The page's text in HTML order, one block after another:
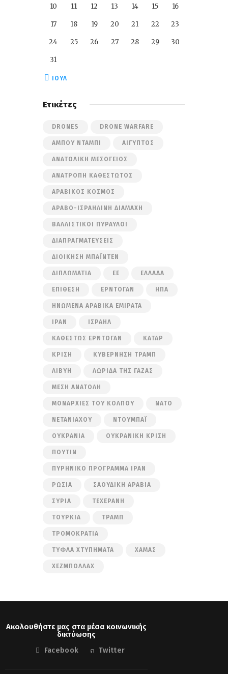
10 11 12 13 14 15 16
17 18 19 20 21 22 23
24 25 26 27 28 29 30
31
« ΙΟΎΛ
Ετικέτες
DRONES DRONE WARFARE
ΆΜΠΟΥ ΝΤΆΜΠΙ ΑΊΓΥΠΤΟΣ
ΑΝΑΤΟΛΙΚΉ ΜΕΣΌΓΕΙΟΣ
ΑΝΑΤΡΟΠΉ ΚΑΘΕΣΤΏΤΟΣ
ΑΡΑΒΙΚΌΣ ΚΌΣΜΟΣ
ΑΡΑΒΟ-ΙΣΡΑΗΛΙΝΉ ΔΙΑΜΆΧΗ
ΒΑΛΛΙΣΤΙΚΟΊ ΠΎΡΑΥΛΟΙ
ΔΙΑΠΡΑΓΜΑΤΕΎΣΕΙΣ
ΔΙΟΊΚΗΣΗ ΜΠΆΙΝΤΕΝ
ΔΙΠΛΩΜΑΤΊΑ ΕΕ ΕΛΛΆΔΑ
ΕΠΊΘΕΣΗ ΕΡΝΤΟΓΆΝ ΗΠΑ
ΗΝΩΜΈΝΑ ΑΡΑΒΙΚΆ ΕΜΙΡΆΤΑ
ΙΡΆΝ ΙΣΡΑΉΛ
ΚΑΘΕΣΤΏΣ ΕΡΝΤΟΓΆΝ ΚΑΤΆΡ
ΚΡΊΣΗ ΚΥΒΈΡΝΗΣΗ ΤΡΑΜΠ
ΛΙΒΎΗ ΛΩΡΊΔΑ ΤΗΣ ΓΆΖΑΣ
ΜΈΣΗ ΑΝΑΤΟΛΉ
ΜΟΝΑΡΧΊΕΣ ΤΟΥ ΚΌΛΠΟΥ ΝΑΤΟ
ΝΕΤΑΝΙΆΧΟΥ ΝΤΟΥΜΠΆΙ
ΟΥΚΡΑΝΊΑ ΟΥΚΡΑΝΙΚΉ ΚΡΊΣΗ
ΠΟΎΤΙΝ
ΠΥΡΗΝΙΚΌ ΠΡΌΓΡΑΜΜΑ ΙΡΆΝ
ΡΩΣΊΑ ΣΑΟΥΔΙΚΉ ΑΡΑΒΊΑ
ΣΥΡΊΑ ΤΕΧΕΡΆΝΗ
ΤΟΥΡΚΊΑ ΤΡΑΜΠ
ΤΡΟΜΟΚΡΑΤΊΑ
ΤΥΦΛΆ ΧΤΥΠΉΜΑΤΑ ΧΑΜΆΣ
ΧΕΖΜΠΟΛΛΆΧ
Ακολουθήστε μας στα μέσα κοινωνικής
δικτύωσης
Facebook Twitter